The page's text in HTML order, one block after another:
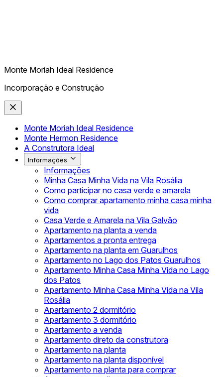
Monte Moriah Ideal Residence
Incorporação e Construção
Monte Moriah Ideal Residence
Monte Hermon Residence
A Construtora Ideal
Informações
Informações
Minha Casa Minha Vida na Vila Rosália
Como participar no casa verde e amarela
Como comprar apartamento minha casa minha
vida
Casa Verde e Amarela na Vila Galvão
Apartamento na planta a venda
Apartamentos a pronta entrega
Apartamento na planta em Guarulhos
Apartamento no Lago dos Patos Guarulhos
Apartamento Minha Casa Minha Vida no Lago
dos Patos
Apartamento Minha Casa Minha Vida na Vila
Rosália
Apartamento 2 dormitório
Apartamento 3 dormitório
Apartamento a venda
Apartamento direto da construtora
Apartamento na planta
Apartamento na planta disponível
Apartamento na planta para comprar